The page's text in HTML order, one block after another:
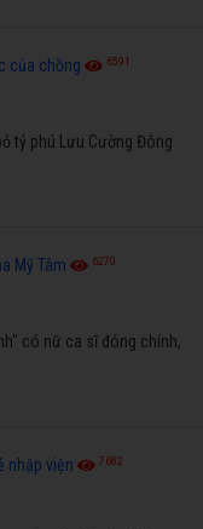
của chồng 6591
tỷ phú Lưu Cường Đông
Mỹ Tâm 6270
có nữ ca sĩ đóng chính,
nhập viện 7682